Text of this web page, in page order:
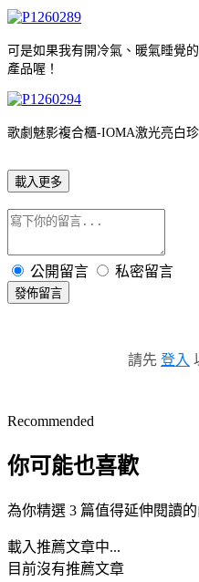
可是如果我有開冷氣、暖氣睡覺
產品喔！
歌劇魅影複合櫃-IOMA激光亮白
載入更多
公開留言 私密留言
發佈留言
請先 登入
Recommended
你可能也喜歡
為你精選 3 篇值得延伸閱讀
載入推薦文章中...
目前沒有推薦文章